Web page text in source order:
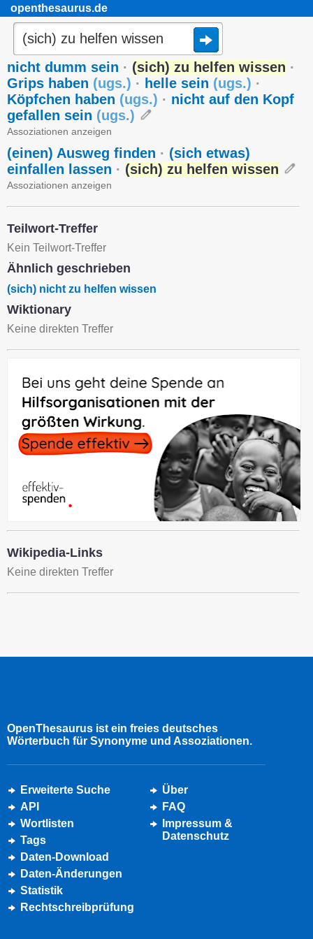
openthesaurus.de
nicht dumm sein · (sich) zu helfen wissen ·
Grips haben (ugs.) · helle sein (ugs.) ·
Köpfchen haben (ugs.) · nicht auf den Kopf
gefallen sein (ugs.)
Assoziationen anzeigen
(einen) Ausweg finden · (sich etwas)
einfallen lassen · (sich) zu helfen wissen
Assoziationen anzeigen
Teilwort-Treffer
Kein Teilwort-Treffer
Ähnlich geschrieben
(sich) nicht zu helfen wissen
Wiktionary
Keine direkten Treffer
Wikipedia-Links
Keine direkten Treffer
OpenThesaurus ist ein freies deutsches
Wörterbuch für Synonyme und Assoziationen.
Erweiterte Suche
API
Wortlisten
Tags
Daten-Download
Daten-Änderungen
Statistik
Rechtschreibprüfung
Über
FAQ
Impressum &
Datenschutz